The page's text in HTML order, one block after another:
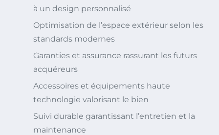
à un design personnalisé
Optimisation de l’espace extérieur selon les
standards modernes
Garanties et assurance rassurant les futurs
acquéreurs
Accessoires et équipements haute
technologie valorisant le bien
Suivi durable garantissant l’entretien et la
maintenance